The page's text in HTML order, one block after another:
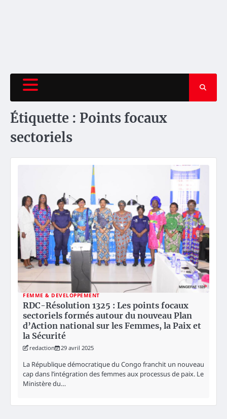
Étiquette : Points focaux
sectoriels
FEMME & DEVELOPPEMENT
RDC-Résolution 1325 : Les points focaux
sectoriels formés autour du nouveau Plan
d’Action national sur les Femmes, la Paix et
la Sécurité
redaction 29 avril 2025
La République démocratique du Congo franchit un nouveau
cap dans l’intégration des femmes aux processus de paix. Le
Ministère du…